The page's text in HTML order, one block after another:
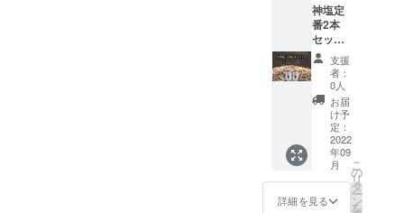
神塩定
番2本
セッ
ト ※ア
レルゲ
ン胡
麻 主
原料の
原産国
日本 プ
レーン
味2本
セット
になり
支援
者：
0人
お届
け予
定：
2022
年09
月
詳細を見る
こ
の
リ
タ
ー
ン
を